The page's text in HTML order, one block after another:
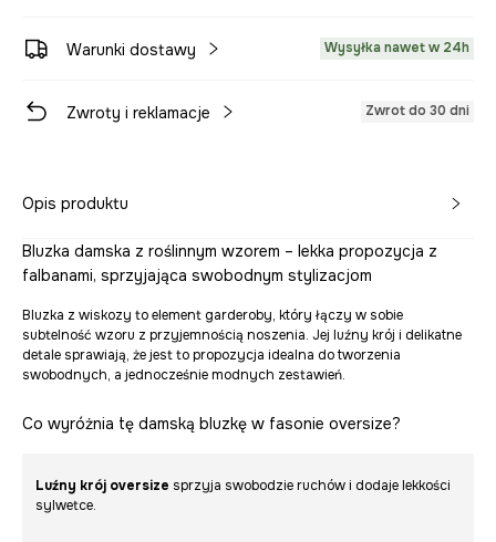
Warunki dostawy Wysyłka nawet w 24h
Zwroty i reklamacje Zwrot do 30 dni
Opis produktu
Bluzka damska z roślinnym wzorem – lekka propozycja z
falbanami, sprzyjająca swobodnym stylizacjom
Bluzka z wiskozy to element garderoby, który łączy w sobie
subtelność wzoru z przyjemnością noszenia. Jej luźny krój i delikatne
detale sprawiają, że jest to propozycja idealna do tworzenia
swobodnych, a jednocześnie modnych zestawień.
Co wyróżnia tę damską bluzkę w fasonie oversize?
Luźny krój oversize sprzyja swobodzie ruchów i dodaje lekkości
sylwetce.